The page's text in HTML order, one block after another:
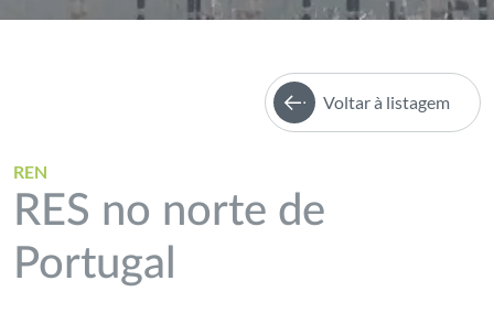
Voltar à listagem
REN
RES no norte de
Portugal